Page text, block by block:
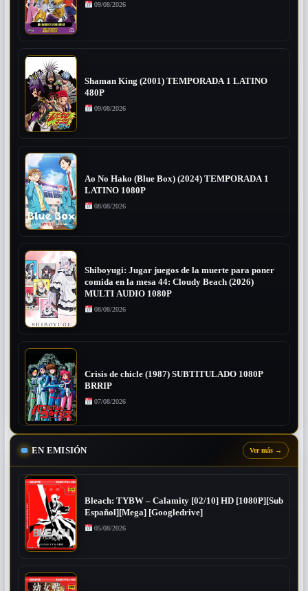
09/08/2026
Shaman King (2001) TEMPORADA 1 LATINO
480P
09/08/2026
Ao No Hako (Blue Box) (2024) TEMPORADA 1
LATINO 1080P
08/08/2026
Shiboyugi: Jugar juegos de la muerte para poner
comida en la mesa 44: Cloudy Beach (2026)
MULTI AUDIO 1080P
08/08/2026
Crisis de chicle (1987) SUBTITULADO 1080P
BRRIP
07/08/2026
EN EMISIÓN Ver más →
Bleach: TYBW – Calamity [02/10] HD [1080P][Sub
Español][Mega] [Googledrive]
05/08/2026